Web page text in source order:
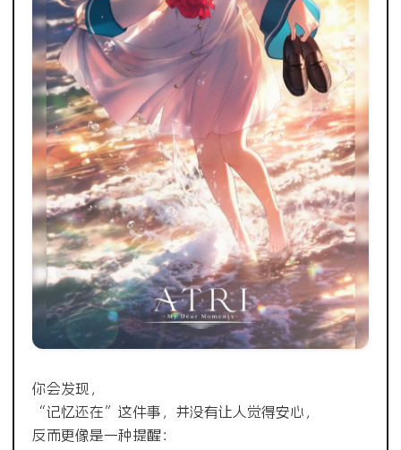
你会发现，
“记忆还在”这件事，并没有让人觉得安心，
反而更像是一种提醒：